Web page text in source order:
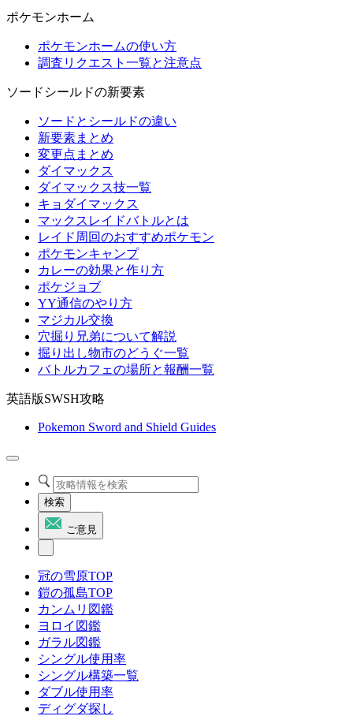
ポケモンホーム
ポケモンホームの使い方
調査リクエスト一覧と注意点
ソードシールドの新要素
ソードとシールドの違い
新要素まとめ
変更点まとめ
ダイマックス
ダイマックス技一覧
キョダイマックス
マックスレイドバトルとは
レイド周回のおすすめポケモン
ポケモンキャンプ
カレーの効果と作り方
ポケジョブ
YY通信のやり方
マジカル交換
穴掘り兄弟について解説
掘り出し物市のどうぐ一覧
バトルカフェの場所と報酬一覧
英語版SWSH攻略
Pokemon Sword and Shield Guides
検索
ご意見
冠の雪原TOP
鎧の孤島TOP
カンムリ図鑑
ヨロイ図鑑
ガラル図鑑
シングル使用率
シングル構築一覧
ダブル使用率
ディグダ探し